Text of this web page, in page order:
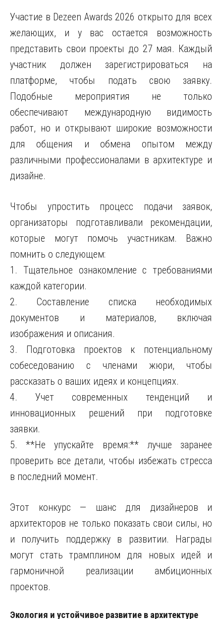
Участие в Dezeen Awards 2026 открыто для всех
желающих, и у вас остается возможность
представить свои проекты до 27 мая. Каждый
участник должен зарегистрироваться на
платформе, чтобы подать свою заявку.
Подобные мероприятия не только
обеспечивают международную видимость
работ, но и открывают широкие возможности
для общения и обмена опытом между
различными профессионалами в архитектуре и
дизайне.
Чтобы упростить процесс подачи заявок,
организаторы подготавливали рекомендации,
которые могут помочь участникам. Важно
помнить о следующем:
1. Тщательное ознакомление с требованиями
каждой категории.
2. Составление списка необходимых
документов и материалов, включая
изображения и описания.
3. Подготовка проектов к потенциальному
собеседованию с членами жюри, чтобы
рассказать о ваших идеях и концепциях.
4. Учет современных тенденций и
инновационных решений при подготовке
заявки.
5. **Не упускайте время:** лучше заранее
проверить все детали, чтобы избежать стресса
в последний момент.
Этот конкурс — шанс для дизайнеров и
архитекторов не только показать свои силы, но
и получить поддержку в развитии. Награды
могут стать трамплином для новых идей и
гармоничной реализации амбиционных
проектов.
Экология и устойчивое развитие в архитектуре